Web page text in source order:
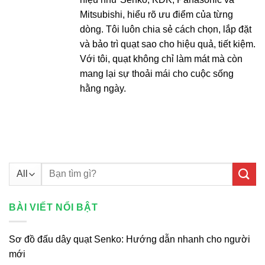
Mitsubishi, hiểu rõ ưu điểm của từng
dòng. Tôi luôn chia sẻ cách chọn, lắp đặt
và bảo trì quạt sao cho hiệu quả, tiết kiệm.
Với tôi, quạt không chỉ làm mát mà còn
mang lại sự thoải mái cho cuộc sống
hằng ngày.
Tìm
BÀI VIẾT NỔI BẬT
Sơ đồ đấu dây quạt Senko: Hướng dẫn nhanh cho người
mới